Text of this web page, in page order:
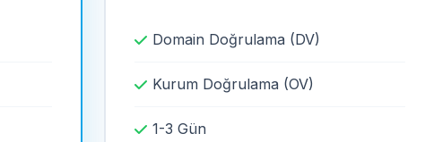
Domain Doğrulama (DV)
Kurum Doğrulama (OV)
1-3 Gün